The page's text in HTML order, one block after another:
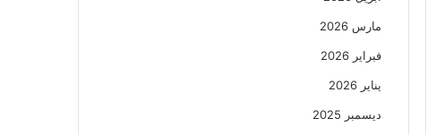
مارس 2026
فبراير 2026
يناير 2026
ديسمبر 2025